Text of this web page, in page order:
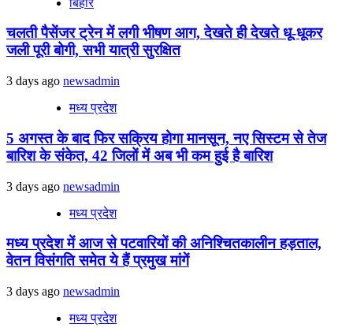
चलती पैसेंजर ट्रेन में लगी भीषण आग, देखते ही देखते धू-धूकर
जली पूरी बोगी, सभी यात्री सुरक्षित
3 days ago newsadmin
मध्य प्रदेश
5 अगस्त के बाद फिर सक्रिय होगा मानसून, नए सिस्टम से तेज
बारिश के संकेत, 42 जिलों में अब भी कम हुई है बारिश
3 days ago newsadmin
मध्य प्रदेश
मध्य प्रदेश में आज से पटवारियों की अनिश्चितकालीन हड़ताल,
वेतन विसंगति समेत ये हैं प्रमुख मांगें
3 days ago newsadmin
मध्य प्रदेश